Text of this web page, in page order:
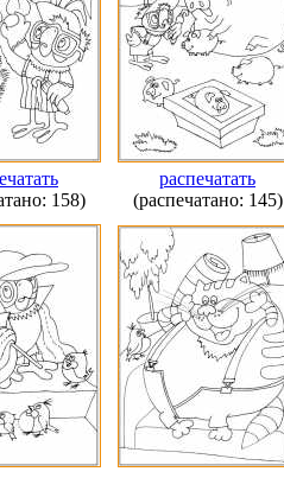
158)
распечатать
(распечатано: 145)